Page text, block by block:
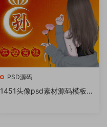
PSD源码
1451头像psd素材源码模板源